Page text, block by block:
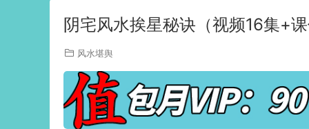
阴宅风水挨星秘诀（视频16集+
风水堪舆